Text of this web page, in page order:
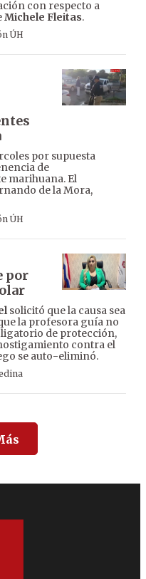
con respecto a
Michele Fleitas.
ÚH
por supuesta
de
marihuana. El
de la Mora,
ÚH
por
solicitó que la causa sea
la profesora guía no
de protección,
contra el
se auto-eliminó.